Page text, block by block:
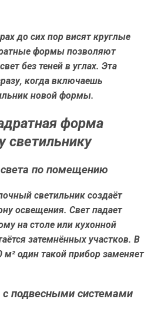
до сих пор висят круглые
формы позволяют
без теней в углах. Эта
когда включаешь
новой формы.
форма
светильнику
по помещению
светильник создаёт
освещения. Свет падает
на столе или кухонной
затемнённых участков. В
один такой прибор заменяет
подвесными системами